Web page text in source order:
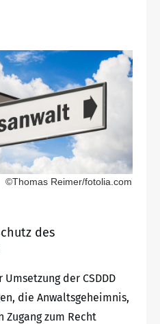
©Thomas Reimer/fotolia.com
des
der CSDDD
die Anwaltsgeheimnis,
zum Recht